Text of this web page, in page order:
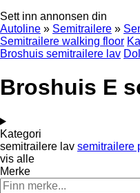
Sett inn annonsen din
Autoline » Semitrailere »
Semitrailere walking floor
Broshuis semitrailere lav Doll
Broshuis E
Kategori
semitrailere lav semitrailere
vis alle
Merke